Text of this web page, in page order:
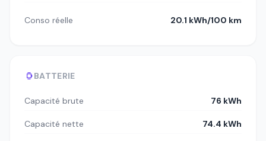
Conso réelle 20.1 kWh/100 km
BATTERIE
Capacité brute 76 kWh
Capacité nette 74.4 kWh